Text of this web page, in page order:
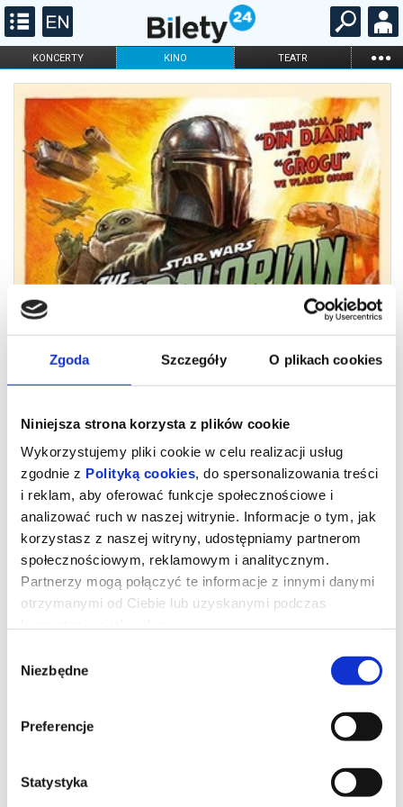
Zgoda Szczegóły O plikach cookies
Niniejsza strona korzysta z plików cookie
Wykorzystujemy pliki cookie w celu realizacji usług
zgodnie z Polityką cookies, do spersonalizowania treści
i reklam, aby oferować funkcje społecznościowe i
analizować ruch w naszej witrynie. Informacje o tym, jak
korzystasz z naszej witryny, udostępniamy partnerom
społecznościowym, reklamowym i analitycznym.
Partnerzy mogą połączyć te informacje z innymi danymi
otrzymanymi od Ciebie lub uzyskanymi podczas
zgody
Niezbędne
Preferencje
Statystyka
KONCERTY KINO TEATR ...
FILHARMONIA OPERA I BALET
DLA DZIECI
ONLINE KARNETY
Gwiezdne wojny: Mandalorian i
Grogu 3D dubbing
legendarnego mandaloriańskiego łowcy nagród, Dina Djarina, i
jego młodego ucznia, Grogu.